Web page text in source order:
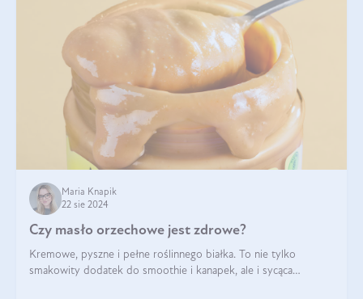
Maria Knapik
22 sie 2024
Czy masło orzechowe jest zdrowe?
Kremowe, pyszne i pełne roślinnego białka. To nie tylko
smakowity dodatek do smoothie i kanapek, ale i sycąca